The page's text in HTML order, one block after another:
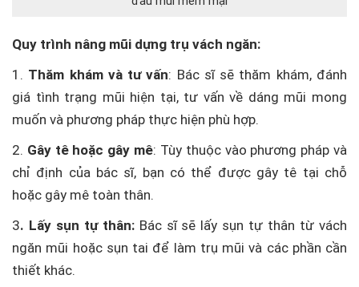
Quy trình nâng mũi dựng trụ vách ngăn:
1. Thăm khám và tư vấn: Bác sĩ sẽ thăm khám, đánh
giá tình trạng mũi hiện tại, tư vấn về dáng mũi mong
muốn và phương pháp thực hiện phù hợp.
2. Gây tê hoặc gây mê: Tùy thuộc vào phương pháp và
chỉ định của bác sĩ, bạn có thể được gây tê tại chỗ
hoặc gây mê toàn thân.
3. Lấy sụn tự thân:Bác sĩ sẽ lấy sụn tự thân từ vách
ngăn mũi hoặc sụn tai để làm trụ mũi và các phần cần
thiết khác.